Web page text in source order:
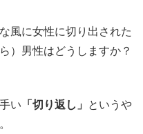
風に女性に切り出された
）男性はどうしますか？
い 「切り返し」
というや